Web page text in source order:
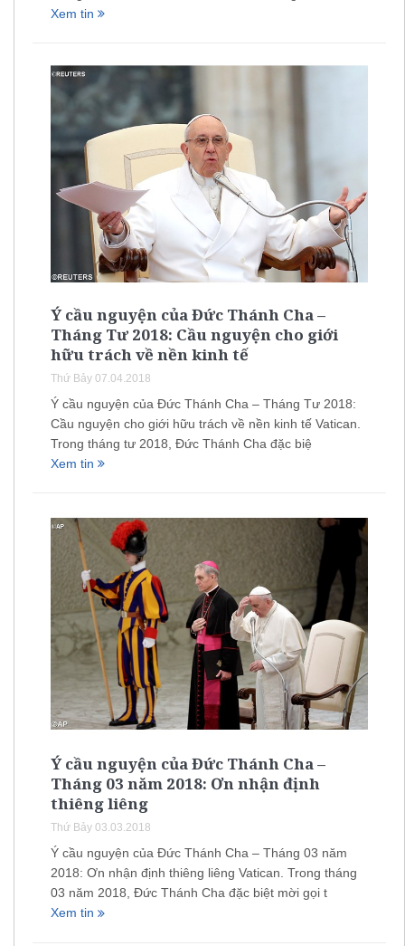
Xem tin
Ý cầu nguyện của Đức Thánh Cha –
Tháng Tư 2018: Cầu nguyện cho giới
hữu trách về nền kinh tế
Thứ Bảy 07.04.2018
Ý cầu nguyện của Đức Thánh Cha – Tháng Tư 2018:
Cầu nguyện cho giới hữu trách về nền kinh tế Vatican.
Trong tháng tư 2018, Đức Thánh Cha đặc biệ
Xem tin
Ý cầu nguyện của Đức Thánh Cha –
Tháng 03 năm 2018: Ơn nhận định
thiêng liêng
Thứ Bảy 03.03.2018
Ý cầu nguyện của Đức Thánh Cha – Tháng 03 năm
2018: Ơn nhận định thiêng liêng Vatican. Trong tháng
03 năm 2018, Đức Thánh Cha đặc biệt mời gọi t
Xem tin